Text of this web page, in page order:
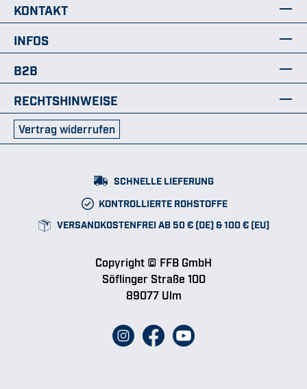
KONTAKT
INFOS
B2B
RECHTSHINWEISE
Vertrag widerrufen
SCHNELLE LIEFERUNG
KONTROLLIERTE ROHSTOFFE
VERSANDKOSTENFREI AB 50 € (DE) & 100 € (EU)
Copyright © FFB GmbH
Söflinger Straße 100
89077 Ulm